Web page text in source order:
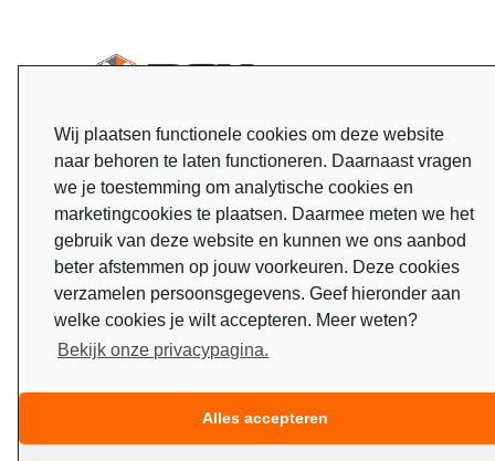
Wij plaatsen functionele cookies om deze website
naar behoren te laten functioneren. Daarnaast vragen
we je toestemming om analytische cookies en
marketingcookies te plaatsen. Daarmee meten we het
gebruik van deze website en kunnen we ons aanbod
beter afstemmen op jouw voorkeuren. Deze cookies
verzamelen persoonsgegevens. Geef hieronder aan
welke cookies je wilt accepteren. Meer weten?
Bekijk onze privacypagina.
Alles accepteren